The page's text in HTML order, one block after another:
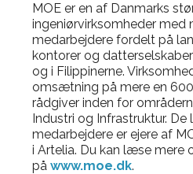
MOE er en af Danmarks
ingeniørvirksomheder med
medarbejdere fordelt på
kontorer og
og i Filippinerne.
omsætning på mere en
rådgiver inden for
Industri og Infrastruktur. De
medarbejdere er ejere af
i Artelia. Du kan læse mere
påwww.moe.dk.